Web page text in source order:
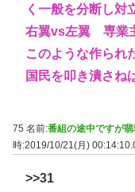
く一般を分断し対
右翼vs左翼 専業
このような作られ
国民を叩き潰さね
75 名前:番組の途中ですが
時:2019/10/21(月)
>>31